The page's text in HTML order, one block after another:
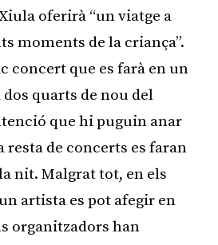
oferirà “un viatge a
moments de la criança”.
concert que es farà en un
quarts de nou del
que hi puguin anar
resta de concerts es faran
nit. Malgrat tot, en els
artista es pot afegir en
organitzadors han